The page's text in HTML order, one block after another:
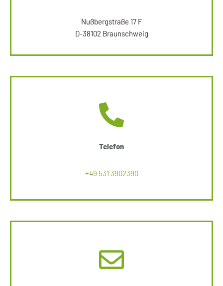
Nußbergstraße 17 F
D-38102 Braunschweig
Telefon
+49 531 3902390